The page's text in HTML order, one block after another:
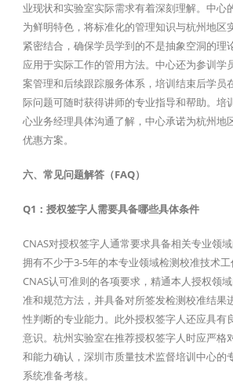
业现状和实验室实际需求有着深刻理解。中心
为鲜明特色，将标准化的管理知识与杭州地区
紧密结合，确保学员学到的不是抽象空洞的理
应用于实际工作的管用方法。中心还为参训学
案管理和后续跟踪服务体系，培训结束后学员
际问题可随时获得讲师的专业指导和帮助。培
心业务经理具体沟通了解，中心承诺为杭州地
优惠方案。
六、常见问题解答（FAQ）
Q1：授权签字人需要具备哪些具体条件
CNAS对授权签字人通常要求具备相关专业领
拥有不少于3-5年的本专业领域检测校准技术
CNAS认可准则的各项要求，精通本人授权领
准和规范方法，并具备对所签发检测校准结果
性判断的专业能力。此外授权签字人还应具有
意识。杭州实验室在推荐授权签字人时应严格
和能力确认，深圳市质量技术监督培训中心的
系统准备考核。